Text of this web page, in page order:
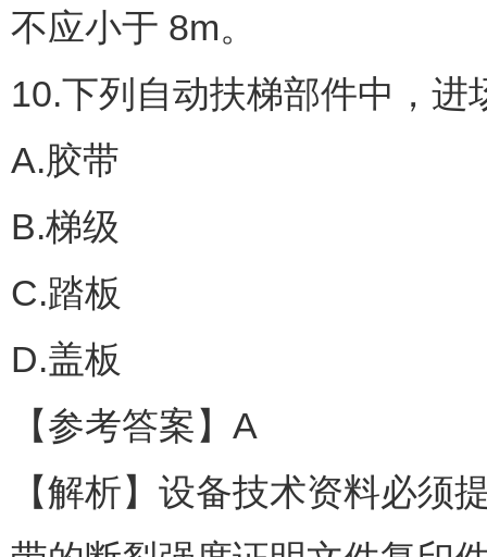
不应小于 8m。
10.下列自动扶梯部件中，
A.胶带
B.梯级
C.踏板
D.盖板
【参考答案】A
【解析】设备技术资料必须